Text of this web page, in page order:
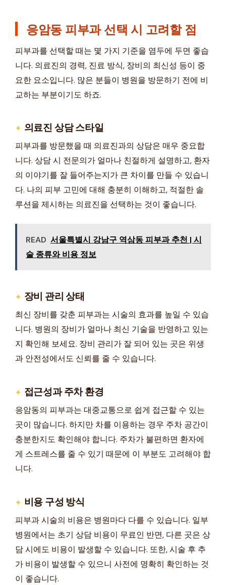
응암동 피부과 선택 시 고려할 점
피부과를 선택할 때는 몇 가지 기준을 염두에 두면 좋습
니다. 의료진의 경력, 진료 방식, 장비의 최신성 등이 중
요한 요소입니다. 많은 분들이 병원을 방문하기 전에 비
교하는 부분이기도 하죠.
의료진 상담 스타일
피부과를 방문했을 때 의료진과의 상담은 매우 중요합
니다. 상담 시 전문의가 얼마나 친절하게 설명하고, 환자
의 이야기를 잘 들어주는지가 큰 차이를 만들 수 있습니
다. 나의 피부 고민에 대해 충분히 이해하고, 적절한 솔
루션을 제시하는 의료진을 선택하는 것이 좋습니다.
READ 서울특별시 강남구 역삼동 피부과 추천 | 시
술 종류와 비용 정보
장비 관리 상태
최신 장비를 갖춘 피부과는 시술의 효과를 높일 수 있습
니다. 병원의 장비가 얼마나 최신 기술을 반영하고 있는
지 확인해 보세요. 장비 관리가 잘 되어 있는 곳은 위생
과 안전성에서도 신뢰를 줄 수 있습니다.
접근성과 주차 환경
응암동의 피부과는 대중교통으로 쉽게 접근할 수 있는
곳이 많습니다. 하지만 차를 이용하는 경우 주차 공간이
충분한지도 확인해야 합니다. 주차가 불편하면 환자에
게 스트레스를 줄 수 있기 때문에 이 부분도 고려해야 합
니다.
비용 구성 방식
피부과 시술의 비용은 병원마다 다를 수 있습니다. 일부
병원에서는 초기 상담 비용이 무료인 반면, 다른 곳은 상
담 시에도 비용이 발생할 수 있습니다. 또한, 시술 후 추
가 비용이 발생할 수 있으니 사전에 명확히 확인하는 것
이 좋습니다.